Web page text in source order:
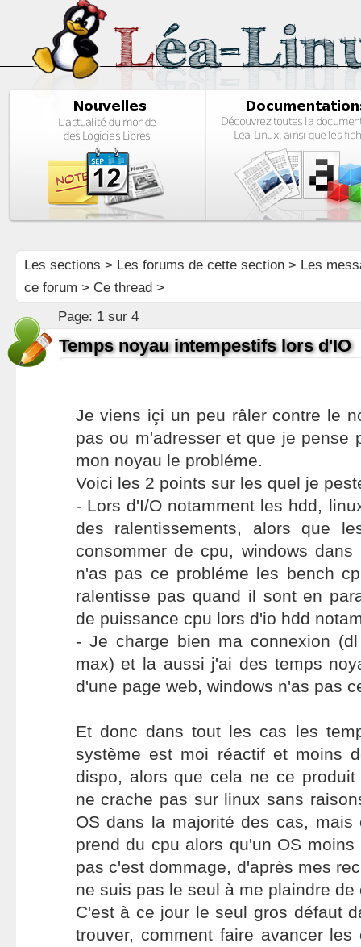
Les sections > Les forums de cette section> Les
ce forum > Ce thread >
Page: 1 sur 4
Temps noyau intempestifs lors d'IO
Je viens içi un peu râler contre le
pas ou m'adresser et que je pense
mon noyau le probléme.
Voici les 2 points sur les quel je
- Lors d'I/O notamment les hdd,
des ralentissements, alors que
consommer de cpu, windows
n'as pas ce probléme les bench
ralentisse pas quand il sont en
de puissance cpu lors d'io hdd
- Je charge bien ma connexion
max) et la aussi j'ai des temps
d'une page web, windows n'as pas
Et donc dans tout les cas les
système est moi réactif et moins
dispo, alors que cela ne ce
ne crache pas sur linux sans
OS dans la majorité des cas, mais
prend du cpu alors qu'un OS
pas c'est dommage, d'après mes
ne suis pas le seul à me plaindre de
C'est à ce jour le seul gros défaut
trouver, comment faire avancer